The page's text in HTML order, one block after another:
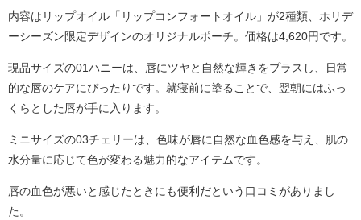
内容はリップオイル「リップコンフォートオイル」が2種類、ホリデ
ーシーズン限定デザインのオリジナルポーチ。価格は4,620円です。
現品サイズの01ハニーは、唇にツヤと自然な輝きをプラスし、日常
的な唇のケアにぴったりです。就寝前に塗ることで、翌朝にはふっ
くらとした唇が手に入ります。
ミニサイズの03チェリーは、色味が唇に自然な血色感を与え、肌の
水分量に応じて色が変わる魅力的なアイテムです。
唇の血色が悪いと感じたときにも便利だという口コミがありまし
た。